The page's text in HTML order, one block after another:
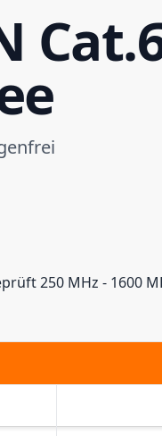
250 MHz - 1600